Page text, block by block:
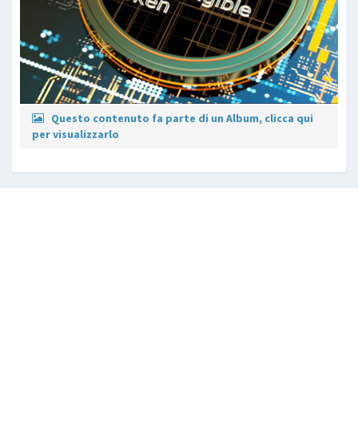
Questo contenuto fa parte di un Album, clicca qui
per visualizzarlo